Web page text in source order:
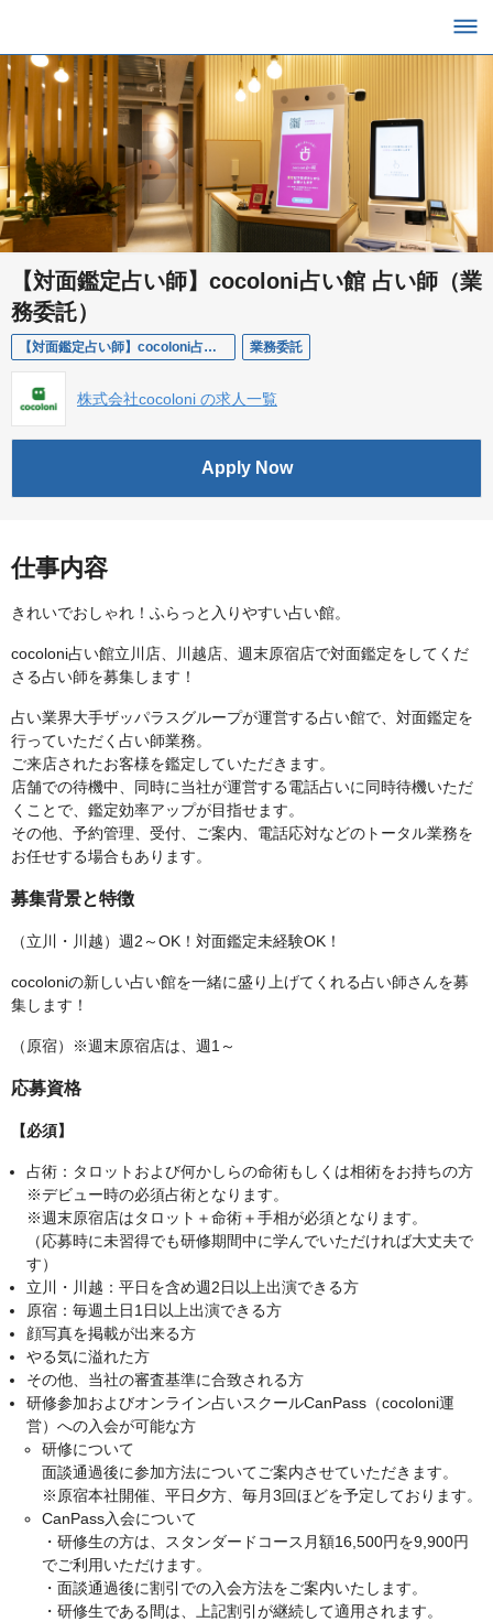
【対面鑑定占い師】cocoloni占い館 占い師（業
務委託）
【対面鑑定占い師】cocoloni占い館 占い師（業務委託） 業務委託
株式会社cocoloni の求人一覧
Apply Now
仕事内容
きれいでおしゃれ！ふらっと入りやすい占い館。
cocoloni占い館立川店、川越店、週末原宿店で対面鑑定をしてくだ
さる占い師を募集します！
占い業界大手ザッパラスグループが運営する占い館で、対面鑑定を
行っていただく占い師業務。
ご来店されたお客様を鑑定していただきます。
店舗での待機中、同時に当社が運営する電話占いに同時待機いただ
くことで、鑑定効率アップが目指せます。
その他、予約管理、受付、ご案内、電話応対などのトータル業務を
お任せする場合もあります。
募集背景と特徴
（立川・川越）週2～OK！対面鑑定未経験OK！
cocoloniの新しい占い館を一緒に盛り上げてくれる占い師さんを募
集します！
（原宿）※週末原宿店は、週1～
応募資格
【必須】
占術：タロットおよび何かしらの命術もしくは相術をお持ちの方
※デビュー時の必須占術となります。
※週末原宿店はタロット＋命術＋手相が必須となります。
（応募時に未習得でも研修期間中に学んでいただければ大丈夫で
す）
立川・川越：平日を含め週2日以上出演できる方
原宿：毎週土日1日以上出演できる方
顔写真を掲載が出来る方
やる気に溢れた方
その他、当社の審査基準に合致される方
研修参加およびオンライン占いスクールCanPass（cocoloni運
営）への入会が可能な方
研修について
面談通過後に参加方法についてご案内させていただきます。
※原宿本社開催、平日夕方、毎月3回ほどを予定しております。
CanPass入会について
・研修生の方は、スタンダードコース月額16,500円を9,900円
でご利用いただけます。
・面談通過後に割引での入会方法をご案内いたします。
・研修生である間は、上記割引が継続して適用されます。